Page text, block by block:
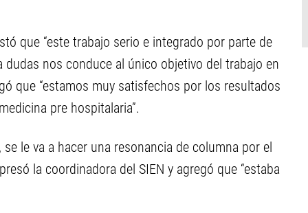
que “este trabajo serio e integrado por parte de
nos conduce al único objetivo del trabajo en
que “estamos muy satisfechos por los resultados
pre hospitalaria”.
le va a hacer una resonancia de columna por el
la coordinadora del SIEN y agregó que “estaba